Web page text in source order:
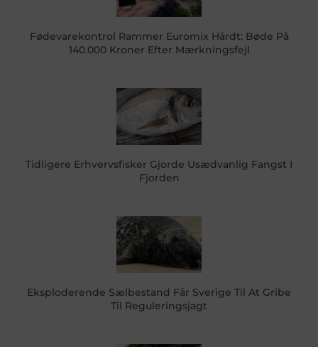
Fødevarekontrol Rammer Euromix Hårdt: Bøde På
140.000 Kroner Efter Mærkningsfejl
Tidligere Erhvervsfisker Gjorde Usædvanlig Fangst I
Fjorden
Eksploderende Sælbestand Får Sverige Til At Gribe
Til Reguleringsjagt